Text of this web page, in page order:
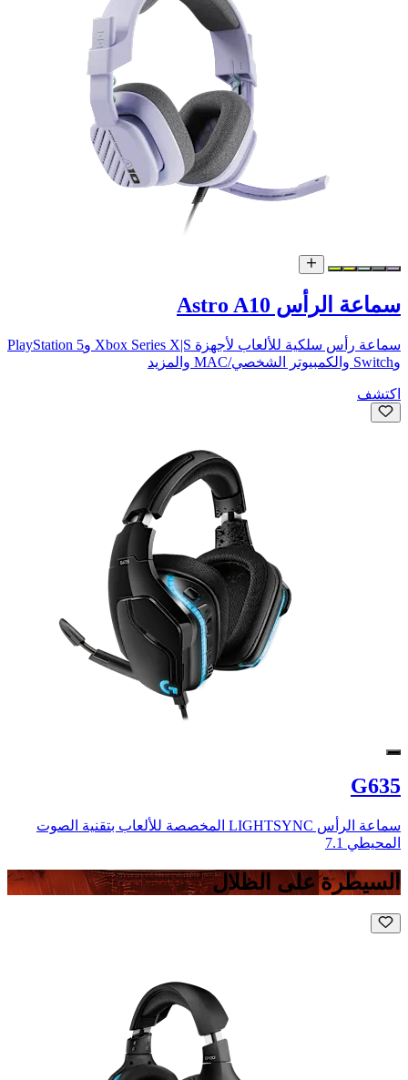
سماعة الرأس Astro A10
سماعة رأس سلكية للألعاب لأجهزة Xbox Series X|S وPlayStation 5
وSwitch والكمبيوتر الشخصي/MAC والمزيد
اكتشف
G635
سماعة الرأس LIGHTSYNC المخصصة للألعاب بتقنية الصوت
المحيطي 7.1
السيطرة على الظلال